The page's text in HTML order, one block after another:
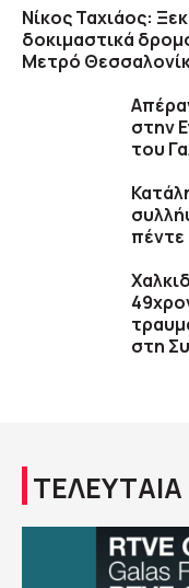
Νίκος Ταχιάος:
δοκιμαστικά
Μετρό
στην
του
πέντε
στη